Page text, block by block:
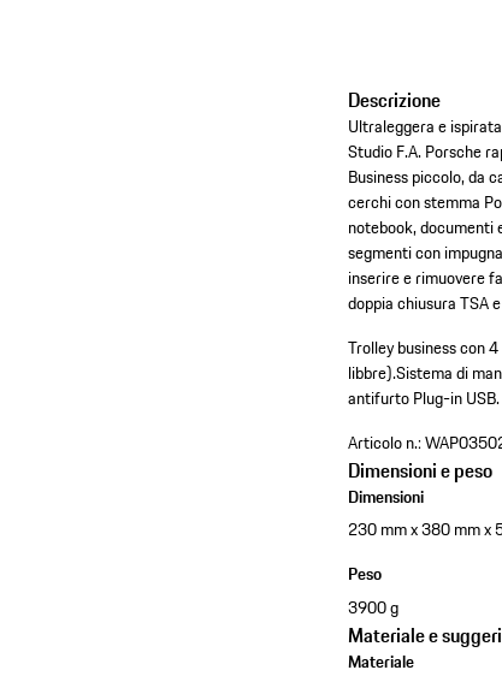
Descrizione
Ultraleggera e
Studio F.A. Porsche
Business piccolo, da
cerchi con stemma
notebook, documenti
segmenti con
inserire e rimuovere
doppia chiusura TSA
Trolley business con
libbre).Sistema di
antifurto Plug-in USB.
Articolo n.:
Dimensioni e peso
Dimensioni
230 mm x 380 mm x
Peso
3900 g
Materiale e
Materiale